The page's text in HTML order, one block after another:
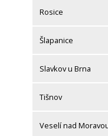
Rosice
Šlapanice
Slavkov u Brna
Tišnov
Veselí nad